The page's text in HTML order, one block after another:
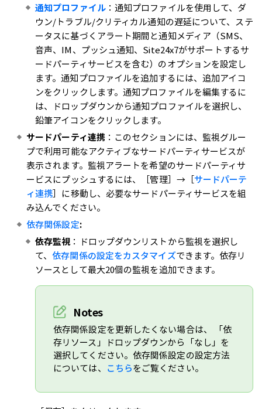
通知プロファイル：通知プロファイルを使用して、ダ
ウン/トラブル/クリティカル通知の遅延について、ステ
ータスに基づくアラート期間と通知メディア（SMS、
音声、IM、プッシュ通知、Site24x7がサポートするサ
ードパーティサービスを含む）のオプションを設定し
ます。通知プロファイルを追加するには、追加アイコ
ンをクリックします。通知プロファイルを編集するに
は、ドロップダウンから通知プロファイルを選択し、
鉛筆アイコンをクリックします。
サードパーティ連携：このセクションには、監視グルー
プで利用可能なアクティブなサードパーティサービスが
表示されます。監視アラートを希望のサードパーティサ
ービスにプッシュするには、［管理］→［サードパーテ
ィ連携］に移動し、必要なサードパーティサービスを組
み込んでください。
依存関係設定:
依存監視：ドロップダウンリストから監視を選択し
て、 依存関係の設定をカスタマイズできます。依存リ
ソースとして最大20個の監視を追加できます。
Notes
依存関係設定を更新したくない場合は、 「依
存リソース」ドロップダウンから「なし」を
選択してください。依存関係設定の設定方法
については、 こちらをご覧ください。